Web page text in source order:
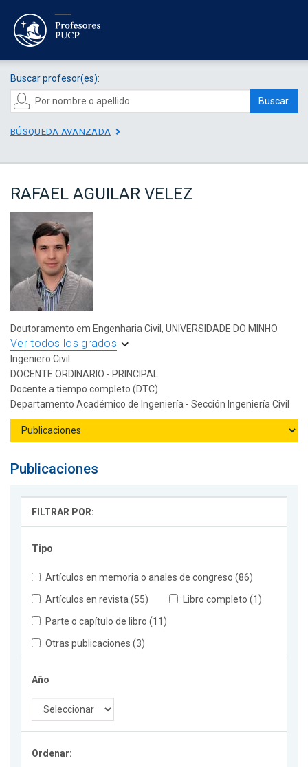
Buscar profesor(es):
Buscar
BÚSQUEDA AVANZADA
RAFAEL AGUILAR VELEZ
Doutoramento em Engenharia Civil, UNIVERSIDADE DO MINHO
Ver todos los grados
Ingeniero Civil
DOCENTE ORDINARIO - PRINCIPAL
Docente a tiempo completo (DTC)
Departamento Académico de Ingeniería - Sección Ingeniería Civil
Publicaciones
FILTRAR POR:
Tipo
Artículos en memoria o anales de congreso (86)
Artículos en revista (55)
Libro completo (1)
Parte o capítulo de libro (11)
Otras publicaciones (3)
Año
Ordenar: